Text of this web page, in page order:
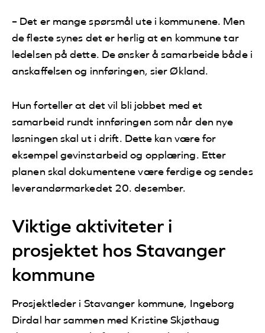
– Det er mange spørsmål ute i kommunene. Men
de fleste synes det er herlig at en kommune tar
ledelsen på dette. De ønsker å samarbeide både i
anskaffelsen og innføringen, sier Økland.
Hun forteller at det vil bli jobbet med et
samarbeid rundt innføringen som når den nye
løsningen skal ut i drift. Dette kan være for
eksempel gevinstarbeid og opplæring. Etter
planen skal dokumentene være ferdige og sendes
leverandørmarkedet 20. desember.
Viktige aktiviteter i
prosjektet hos Stavanger
kommune
Prosjektleder i Stavanger kommune, Ingeborg
Dirdal har sammen med Kristine Skjøthaug